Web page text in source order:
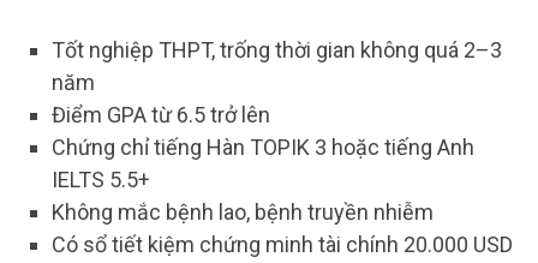
Tốt nghiệp THPT, trống thời gian không quá 2–3
năm
Điểm GPA từ 6.5 trở lên
Chứng chỉ tiếng Hàn TOPIK 3 hoặc tiếng Anh
IELTS 5.5+
Không mắc bệnh lao, bệnh truyền nhiễm
Có sổ tiết kiệm chứng minh tài chính 20.000 USD